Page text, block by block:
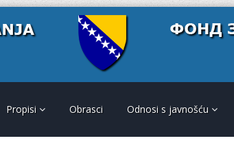
Propisi Obrasci Odnosi s javnošću